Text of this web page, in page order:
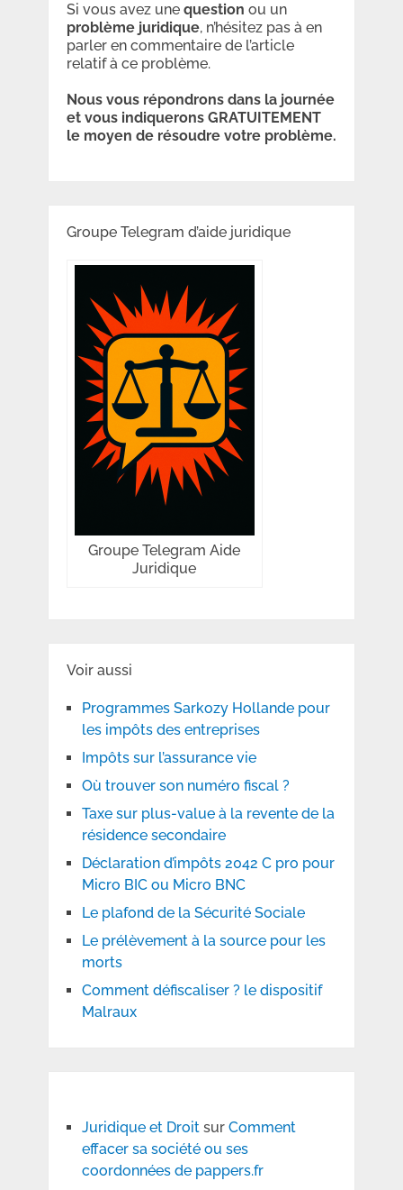
Si vous avez une question ou un
problème juridique, n’hésitez pas à en
parler en commentaire de l’article
relatif à ce problème.
Nous vous répondrons dans la journée
et vous indiquerons GRATUITEMENT
le moyen de résoudre votre problème.
Groupe Telegram d’aide juridique
Groupe Telegram Aide
Juridique
Voir aussi
Programmes Sarkozy Hollande pour
les impôts des entreprises
Impôts sur l’assurance vie
Où trouver son numéro fiscal ?
Taxe sur plus-value à la revente de la
résidence secondaire
Déclaration d’impôts 2042 C pro pour
Micro BIC ou Micro BNC
Le plafond de la Sécurité Sociale
Le prélèvement à la source pour les
morts
Comment défiscaliser ? le dispositif
Malraux
Juridique et Droitsur Comment
effacer sa société ou ses
coordonnées de pappers.fr